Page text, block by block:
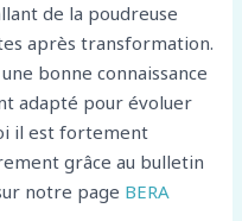
de la poudreuse
après transformation.
bonne connaissance
adapté pour évoluer
il est fortement
grâce au bulletin
notre page BERA